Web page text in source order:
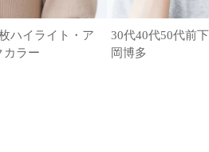
ハイライト・ア
カラー
30代40代50代前
岡博多